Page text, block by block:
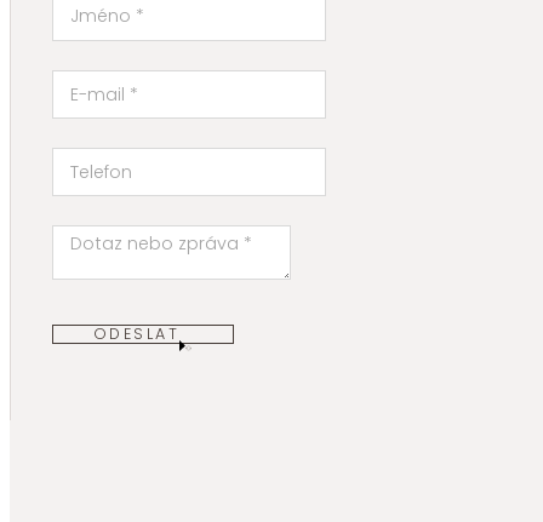
ODESLAT